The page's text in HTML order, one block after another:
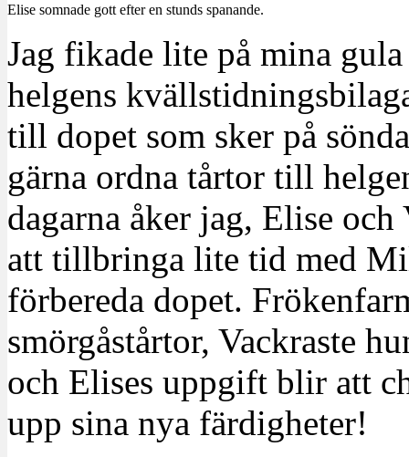
Elise somnade gott efter en stunds spanande.
Jag fikade lite på mina
helgens
till dopet som sker på
gärna ordna tårtor till
dagarna åker jag, Elise
att tillbringa lite tid med
förbereda dopet.
smörgåstårtor, Vackraste
och Elises uppgift blir att
upp sina nya färdigheter!